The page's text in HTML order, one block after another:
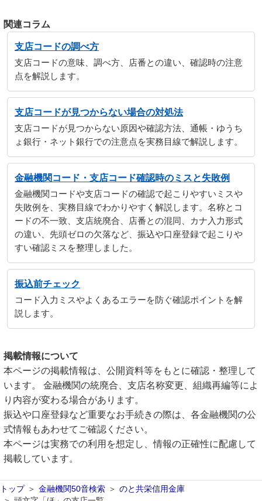
関連コラム
支店コードの調べ方
支店コードの意味、調べ方、店番との違い、確認時の注意
点を解説します。
支店コードが見つからない場合の対処法
支店コードが見つからない原因や確認方法、通帳・ゆうち
ょ銀行・ネット銀行での注意点を実務目線で解説します。
金融機関コード・支店コード確認時のミスと失敗例
金融機関コードや支店コードの確認で起こりやすいミスや
失敗例を、実務目線でわかりやすく解説します。名称とコ
ードの不一致、支店統廃合、店番との混同、カナ入力形式
の違い、先頭ゼロの欠落など、振込や口座登録で起こりや
すい確認ミスを整理しました。
振込前チェック
コード入力ミスやよくあるエラーを防ぐ確認ポイントを解
説します。
掲載情報について
本ページの掲載情報は、公開資料等をもとに確認・整理して
います。 金融機関の統廃合、支店名称変更、組織再編等によ
り内容が変わる場合があります。
振込や口座登録など重要なお手続きの際は、各金融機関の公
式情報もあわせてご確認ください。
本ページは実務での利用を想定し、情報の正確性に配慮して
掲載しています。
トップ 金融機関50音検索
のと共栄信用金庫